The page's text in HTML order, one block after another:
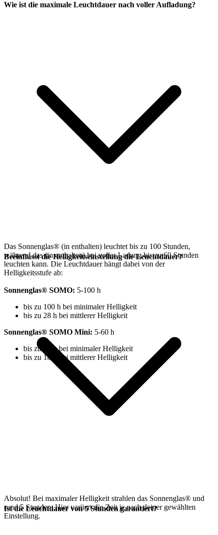
Wie ist die maximale Leuchtdauer nach voller Aufladung?
Das Sonnenglas® (in enthalten) leuchtet bis zu 100 Stunden,
während das(inenthalten) bei voller Ladung bis zu 60 Stunden
leuchten kann. Die Leuchtdauer hängt dabei von der
Helligkeitsstufe ab:
Sonnenglas® SOMO: ⁠5-100 h
bis zu 100 h bei minimaler Helligkeit
bis zu 28 h bei mittlerer Helligkeit
Sonnenglas® SOMO Mini: 5-60 h
bis zu 60 h bei minimaler Helligkeit
bis zu 18 h bei mittlerer Helligkeit
Beeinflusst die Helligkeitseinstellung die Leuchtdauer?
Absolut! Bei maximaler Helligkeit strahlen das Sonnenglas® und
rund 5 Stunden. Hier variiert die Zeit je nach deiner gewählten
Einstellung.
Ist die Leuchtdauer von 5 Stunden garantiert?